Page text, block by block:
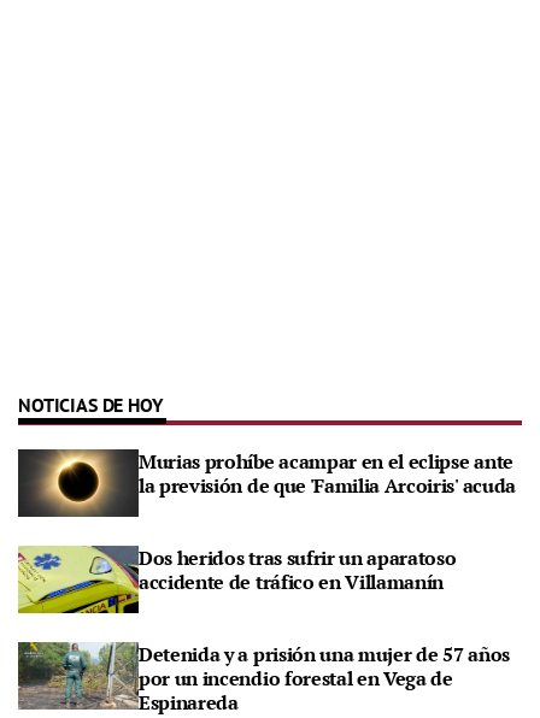
NOTICIAS DE HOY
Murias prohíbe acampar en el eclipse ante
la previsión de que 'Familia Arcoiris' acuda
Dos heridos tras sufrir un aparatoso
accidente de tráfico en Villamanín
Detenida y a prisión una mujer de 57 años
por un incendio forestal en Vega de
Espinareda